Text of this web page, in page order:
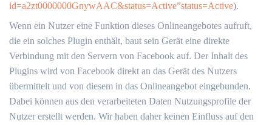
id=a2zt0000000GnywAAC&status=Active”status=Active).
Wenn ein Nutzer eine Funktion dieses Onlineangebotes aufruft,
die ein solches Plugin enthält, baut sein Gerät eine direkte
Verbindung mit den Servern von Facebook auf. Der Inhalt des
Plugins wird von Facebook direkt an das Gerät des Nutzers
übermittelt und von diesem in das Onlineangebot eingebunden.
Dabei können aus den verarbeiteten Daten Nutzungsprofile der
Nutzer erstellt werden. Wir haben daher keinen Einfluss auf den